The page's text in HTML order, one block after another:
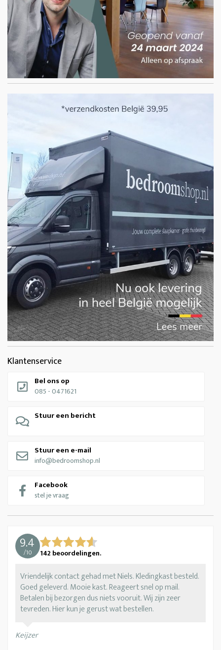
Klantenservice
Bel ons op
085 - 0471621
Stuur een bericht
Stuur een e-mail
info@bedroomshop.nl
Facebook
stel je vraag
9.4
/10 142 beoordelingen.
Vriendelijk contact gehad met Niels. Kledingkast besteld.
Goed geleverd. Mooie kast. Reageert snel op mail.
Betalen bij bezorgen dus niets vooruit. Wij zijn zeer
tevreden. Hier kun je gerust wat bestellen.
Keijzer